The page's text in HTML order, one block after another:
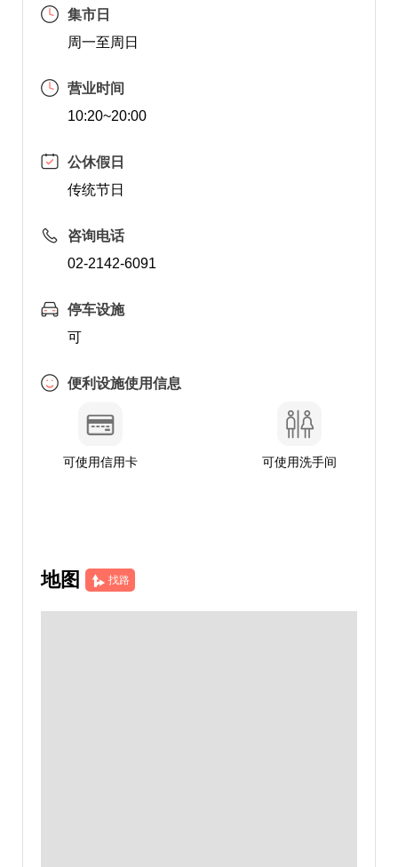
集市日
周一至周日
营业时间
10:20~20:00
公休假日
传统节日
咨询电话
02-2142-6091
停车设施
可
便利设施使用信息
可使用信用卡 可使用洗手间
地图 找路